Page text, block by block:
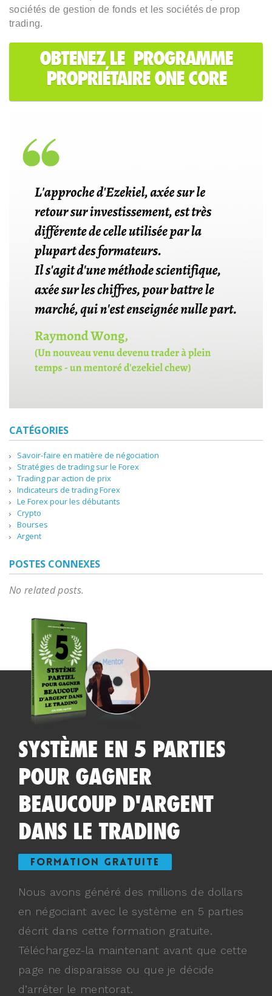
sociétés de gestion de fonds et les sociétés de prop
trading.
OBTENEZ LE PROGRAMME
PROPRIÉTAIRE ONE CORE
CATÉGORIES
Savoir-faire en matière de négociation
Stratégies de trading sur le Forex
Trading par action de prix
Indicateurs de trading Forex
Le Forex pour les débutants
Crypto
Bourses
Argent
POSTES CONNEXES
No related posts.
SYSTÈME EN 5 PARTIES
POUR GAGNER
BEAUCOUP D'ARGENT
DANS LE TRADING
FORMATION GRATUITE
Nous avons généré des millions de dollars
en négociant avec le système en 5 parties
décrit dans cette formation gratuite.
Téléchargez-la maintenant avant que cette
page ne disparaisse ou que je décide
d’arrêter le mentorat.